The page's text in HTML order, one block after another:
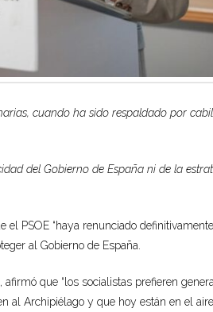
cuando ha sido respaldado por
del Gobierno de España ni de la
el PSOE “haya renunciado
al Gobierno de España.
que “los socialistas prefieren
al Archipiélago y que hoy están en el